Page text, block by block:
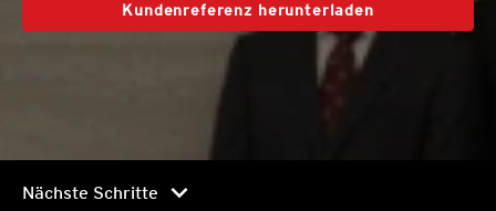
Kundenreferenz herunterladen
Nächste Schritte chevron_right